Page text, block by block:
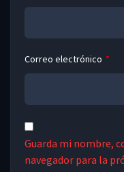
Correo electrónico *
Guarda mi nombre,
navegador para la